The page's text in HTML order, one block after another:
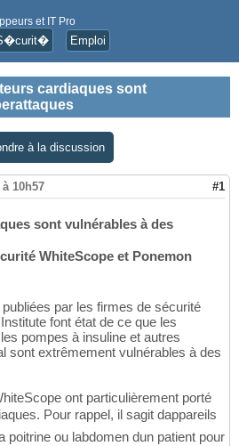
et IT Pro
Emploi
cardiaques sont
à la discussion
à 10h57 #1
sont vulnérables à des
WhiteScope et Ponemon
par les firmes de sécurité
font état de ce que les
pompes à insuline et autres
sont extrêmement vulnérables à des
ont particulièrement porté
Pour rappel, il sagit dappareils
ou labdomen dun patient pour